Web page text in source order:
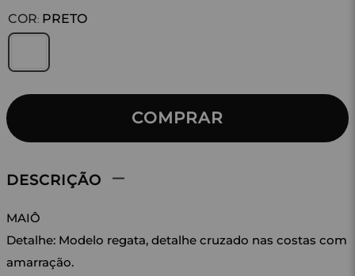
COR: PRETO
COMPRAR
DESCRIÇÃO
MAIÔ
Detalhe: Modelo regata, detalhe cruzado nas costas com
amarração.